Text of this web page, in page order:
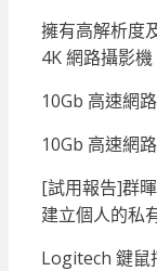
擁有高解析度
4K 網路攝影機
10Gb 高速網
10Gb 高速網
[試用報告]群
建立個人的私
Logitech 鍵鼠